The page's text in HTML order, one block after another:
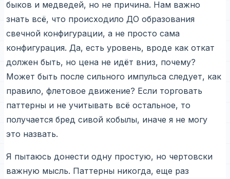
быков и медведей, но не причина. Нам важно
знать всё, что происходило ДО образования
свечной конфигурации, а не просто сама
конфигурация. Да, есть уровень, вроде как откат
должен быть, но цена не идёт вниз, почему?
Может быть после сильного импульса следует, как
правило, флетовое движение? Если торговать
паттерны и не учитывать всё остальное, то
получается бред сивой кобылы, иначе я не могу
это назвать.
Я пытаюсь донести одну простую, но чертовски
важную мысль. Паттерны никогда, еще раз